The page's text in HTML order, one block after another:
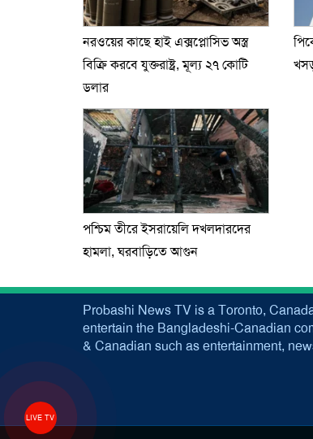
নরওয়ের কাছে হাই এক্সপ্লোসিভ অস্ত্র
বিক্রি করবে যুক্তরাষ্ট্র, মূল্য ২৭ কোটি
ডলার
পশ্চিম তীরে ইসরায়েলি দখলদারদের
হামলা, ঘরবাড়িতে আগুন
LIVE TV
Probashi News TV is a Toronto,
entertain the Bangladeshi-Canadian
& Canadian such as entertainment,